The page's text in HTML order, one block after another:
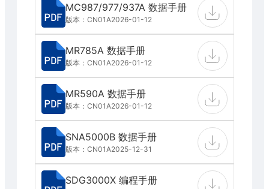
MC987/977/937A 数据手册
版本：CN01A2026-01-12
MR785A 数据手册
版本：CN01A2026-01-12
MR590A 数据手册
版本：CN01A2026-01-12
SNA5000B 数据手册
版本：CN01A2025-12-31
SDG3000X 编程手册